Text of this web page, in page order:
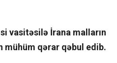
vasitəsilə İrana malların
qərar qəbul edib.